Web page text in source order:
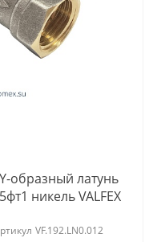
образный латунь
никель VALFEX
VF.192.LN0.012